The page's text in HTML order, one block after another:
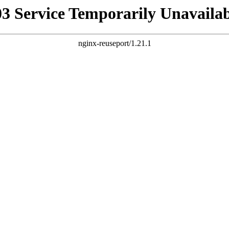
Service Temporarily
nginx-reuseport/1.21.1